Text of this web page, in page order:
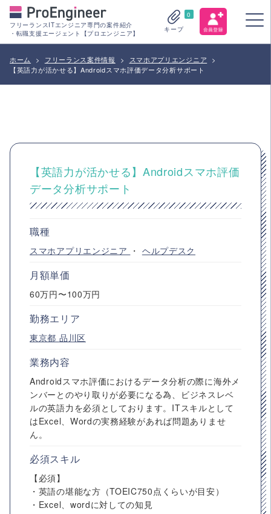
フリーランスITエンジニア専門の案件紹介
・転職支援エージェント【プロエンジニア】
0
キープ
ホーム > フリーランス案件情報 > スマホアプリエンジニア
>
【英語力が活かせる】Androidスマホ評価データ分析サポート
【英語力が活かせる】Androidスマホ評価
データ分析サポート
職種
スマホアプリエンジニア ・ ヘルプデスク
月額単価
60万円〜100万円
勤務エリア
東京都 品川区
業務内容
Androidスマホ評価におけるデータ分析の際に海外メ
ンバーとのやり取りが必要になる為、ビジネスレベ
ルの英語力を必須としております。ITスキルとして
はExcel、Wordの実務経験があれば問題ありませ
ん。
必須スキル
【必須】
・英語の堪能な方（TOEIC750点くらいが目安）
・Excel、wordに対しての知見